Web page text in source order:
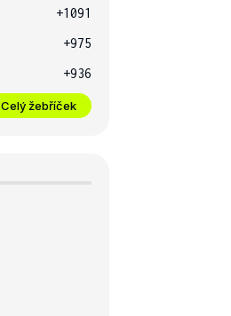
+1091
+975
+936
Celý žebříček